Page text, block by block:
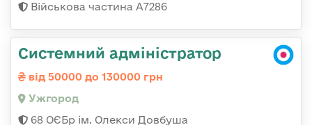
Військова частина А7286
Системний адміністратор
від 50000 до 130000 грн
Ужгород
68 ОЄБр ім. Олекси Довбуша